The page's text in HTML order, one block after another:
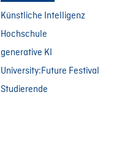
Künstliche Intelligenz
Hochschule
generative KI
University:Future Festival
Studierende